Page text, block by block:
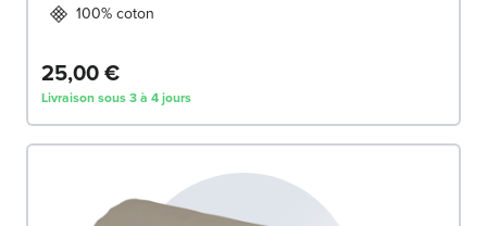
100% coton
25,00 €
Livraison sous 3 à 4 jours